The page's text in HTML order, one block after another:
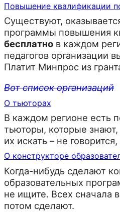
Повышение квалификации
Существуют,
программы повышения
бесплатно в каждом
педагогов организации
Платит Минпрос из
Вот список организаций
О тьюторах
В каждом регионе есть
тьюторы, которые
их искать – не
О конструкторе
Когда-нибудь сделают
образовательных
не ищите. Всех сначала
потом сделают.